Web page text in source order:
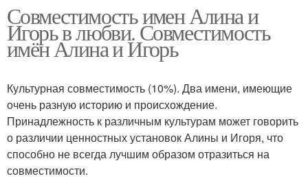
Совместимость имен Алина и
Игорь в любви. Совместимость
имён Алина и Игорь
Культурная совместимость (10%). Два имени, имеющие
очень разную историю и происхождение.
Принадлежность к различным культурам может говорить
о различии ценностных установок Алины и Игоря, что
способно не всегда лучшим образом отразиться на
совместимости.